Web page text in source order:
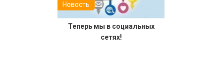
Новость
Теперь мы в социальных
сетях!